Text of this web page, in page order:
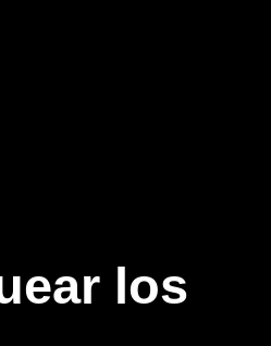
los